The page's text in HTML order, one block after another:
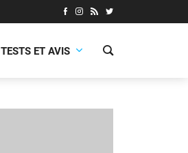
TESTS ET AVIS